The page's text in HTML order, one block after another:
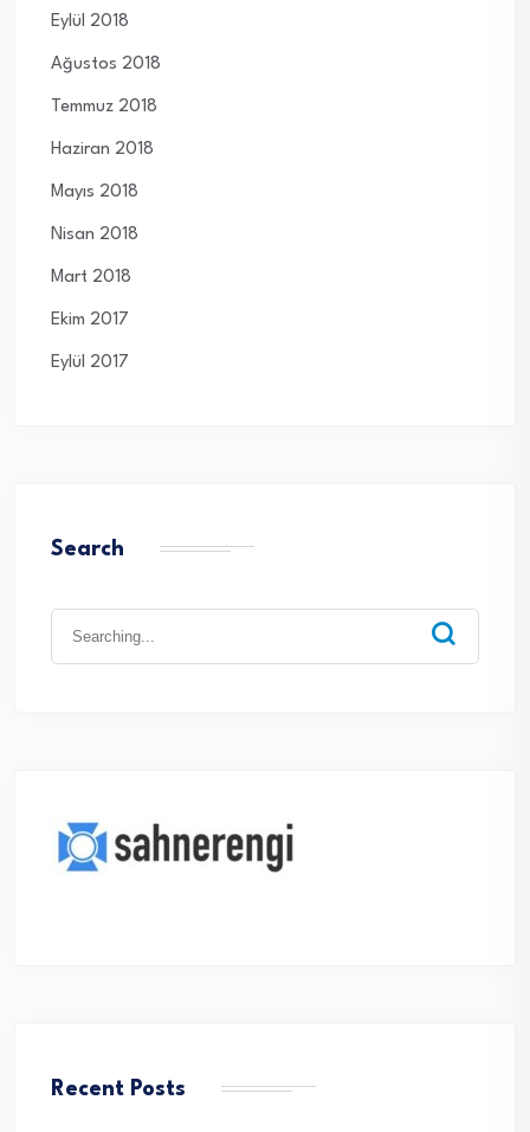
Eylül 2018
Ağustos 2018
Temmuz 2018
Haziran 2018
Mayıs 2018
Nisan 2018
Mart 2018
Ekim 2017
Eylül 2017
Search
Recent Posts